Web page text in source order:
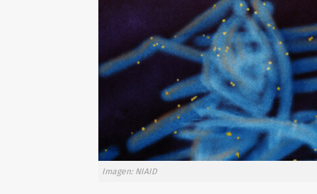
Imagen: NIAID